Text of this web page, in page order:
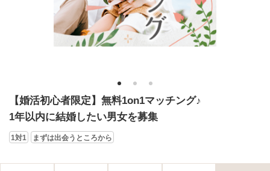
1 2 3
【婚活初心者限定】無料1on1マッチング♪
1年以内に結婚したい男女を募集
1対1 まずは出会うところから